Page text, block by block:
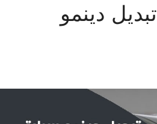
دينمو سيارة بريوس 99007355 تبديل دينمو